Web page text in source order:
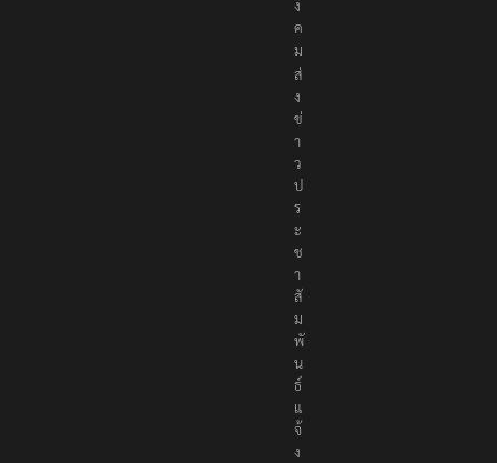
ง
ค
ม
ส่
ง
ข่
า
ว
ป
ร
ะ
ช
า
สั
ม
พั
น
ธ์
แ
จ้
ง